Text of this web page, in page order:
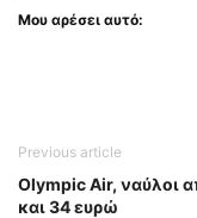
Μου αρέσει αυτό:
Previous article
Olympic Air, ναύλοι
και 34 ευρώ